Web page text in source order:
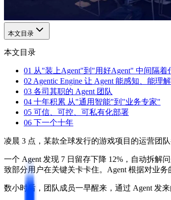
本文目录
本文目录
01 从"装上Agent"到"用好Agent" 中间隔着
02 Agentic Engine 让 Agent 能感知、能理
03 各司其职的 Agent 团队
04 十年积累 从"通用智能"到"业务专家"
05 可信、可控、可私有化部署
06 下一个十年
凌晨 3 点，某款全球发行的游戏项目的运营团队
一个 Agent 发现 7 日留存下降 12%，自动拆
致部分用户在关键关卡卡住。Agent 根据对业
数小时后，团队成员一早醒来，通过 Agent 发